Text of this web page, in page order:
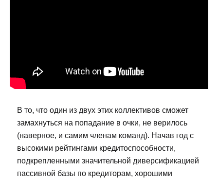
В то, что один из двух этих коллективов сможет
замахнуться на попадание в очки, не верилось
(наверное, и самим членам команд). Начав год с
высокими рейтингами кредитоспособности,
подкрепленными значительной диверсификацией
пассивной базы по кредиторам, хорошими